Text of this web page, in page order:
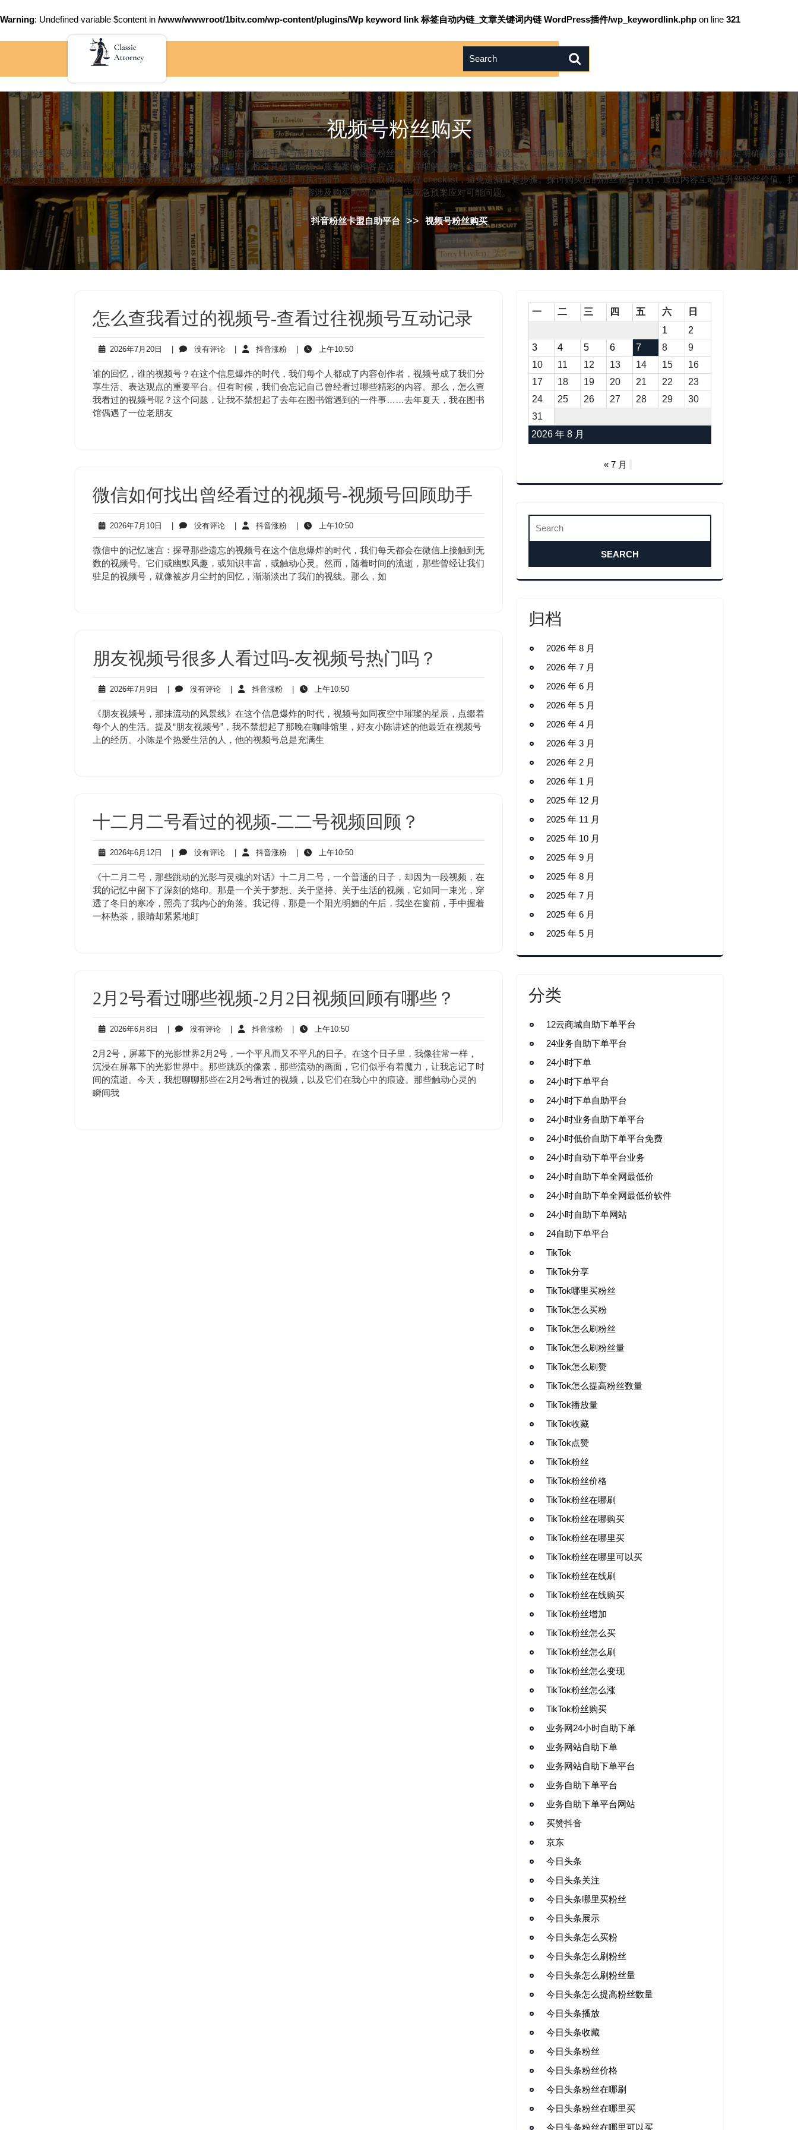
Warning: Undefined variable $content in /www/wwwroot/1bitv.com/wp-content/plugins/Wp keyword link 标签自动内链_文章关键词内链 WordPress插件/wp_keywordlink.php on line 321
视频号粉丝购买
视频号粉丝购买决策全流程指南？从需求分析到售后管理的完整操作手册与最佳实践。全面涵盖粉丝购买的各个环节，包括目标设定、供应商筛选、交易执行和效果评估。深入讲解如何设定明确的购买目
标，如粉丝数量、质量要求和时间框架。提供供应商评估框架，检查其信誉历史、服务案例和客户反馈。详细解析购买合同的关键条款，确保权益保障和纠纷解决机制。整合购买过程管理工具，跟踪订单
状态、交付进度和数据验证。独家分享粉丝购买成功案例，分析其策略选择与执行细节。免费获取购买流程 checklist，避免遗漏重要步骤。探讨购买后的粉丝整合计划，通过内容互动提升新粉丝价值。扩
展内容涉及购买风险管理，制定应急预案应对可能问题。
抖音粉丝卡盟自助平台 >> 视频号粉丝购买
怎么查我看过的视频号-查看过往视频号互动记录
2026年7月20日
2026
年
7
月
20
日
没有评论没
有
评
论
抖音涨粉抖
音
涨
粉
上午10:50上
午
10:50
谁的回忆，谁的视频号？在这个信息爆炸的时代，我们每个人都成了内容创作者，视频号成了我们分
享生活、表达观点的重要平台。但有时候，我们会忘记自己曾经看过哪些精彩的内容。那么，怎么查
我看过的视频号呢？这个问题，让我不禁想起了去年在图书馆遇到的一件事……去年夏天，我在图书
馆偶遇了一位老朋友
微信如何找出曾经看过的视频号-视频号回顾助手
2026年7月10日
2026
年
7
月
10
日
没有评论没
有
评
论
抖音涨粉抖
音
涨
粉
上午10:50上
午
10:50
微信中的记忆迷宫：探寻那些遗忘的视频号在这个信息爆炸的时代，我们每天都会在微信上接触到无
数的视频号。它们或幽默风趣，或知识丰富，或触动心灵。然而，随着时间的流逝，那些曾经让我们
驻足的视频号，就像被岁月尘封的回忆，渐渐淡出了我们的视线。那么，如
朋友视频号很多人看过吗-友视频号热门吗？
2026年7月9日
2026
年
7
月
9
日
没有评论没
有
评
论
抖音涨粉抖
音
涨
粉
上午10:50上
午
10:50
《朋友视频号，那抹流动的风景线》在这个信息爆炸的时代，视频号如同夜空中璀璨的星辰，点缀着
每个人的生活。提及“朋友视频号”，我不禁想起了那晚在咖啡馆里，好友小陈讲述的他最近在视频号
上的经历。小陈是个热爱生活的人，他的视频号总是充满生
十二月二号看过的视频-二二号视频回顾？
2026年6月12日
2026
年
6
月
12
日
没有评论没
有
评
论
抖音涨粉抖
音
涨
粉
上午10:50上
午
10:50
《十二月二号，那些跳动的光影与灵魂的对话》十二月二号，一个普通的日子，却因为一段视频，在
我的记忆中留下了深刻的烙印。那是一个关于梦想、关于坚持、关于生活的视频，它如同一束光，穿
透了冬日的寒冷，照亮了我内心的角落。我记得，那是一个阳光明媚的午后，我坐在窗前，手中握着
一杯热茶，眼睛却紧紧地盯
2月2号看过哪些视频-2月2日视频回顾有哪些？
2026年6月8日
2026
年
6
月
8
日
没有评论没
有
评
论
抖音涨粉抖
音
涨
粉
上午10:50上
午
10:50
2月2号，屏幕下的光影世界2月2号，一个平凡而又不平凡的日子。在这个日子里，我像往常一样，
沉浸在屏幕下的光影世界中。那些跳跃的像素，那些流动的画面，它们似乎有着魔力，让我忘记了时
间的流逝。今天，我想聊聊那些在2月2号看过的视频，以及它们在我心中的痕迹。那些触动心灵的
瞬间我
2026 年 8 月
一 二 三 四 五 六
日
1
2
3
4 5 6 7 8
9
10
11 12 13 14 15
16
17
18 19 20 21 22
23
24
25 26 27 28 29
30
31
« 7 月
归档
2026 年 8 月
2026 年 7 月
2026 年 6 月
2026 年 5 月
2026 年 4 月
2026 年 3 月
2026 年 2 月
2026 年 1 月
2025 年 12 月
2025 年 11 月
2025 年 10 月
2025 年 9 月
2025 年 8 月
2025 年 7 月
2025 年 6 月
2025 年 5 月
分类
12云商城自助下单平台
24业务自助下单平台
24小时下单
24小时下单平台
24小时下单自助平台
24小时业务自助下单平台
24小时低价自助下单平台免费
24小时自动下单平台业务
24小时自助下单全网最低价
24小时自助下单全网最低价软件
24小时自助下单网站
24自助下单平台
TikTok
TikTok分享
TikTok哪里买粉丝
TikTok怎么买粉
TikTok怎么刷粉丝
TikTok怎么刷粉丝量
TikTok怎么刷赞
TikTok怎么提高粉丝数量
TikTok播放量
TikTok收藏
TikTok点赞
TikTok粉丝
TikTok粉丝价格
TikTok粉丝在哪刷
TikTok粉丝在哪购买
TikTok粉丝在哪里买
TikTok粉丝在哪里可以买
TikTok粉丝在线刷
TikTok粉丝在线购买
TikTok粉丝增加
TikTok粉丝怎么买
TikTok粉丝怎么刷
TikTok粉丝怎么变现
TikTok粉丝怎么涨
TikTok粉丝购买
业务网24小时自助下单
业务网站自助下单
业务网站自助下单平台
业务自助下单平台
业务自助下单平台网站
买赞抖音
京东
今日头条
今日头条关注
今日头条哪里买粉丝
今日头条展示
今日头条怎么买粉
今日头条怎么刷粉丝
今日头条怎么刷粉丝量
今日头条怎么提高粉丝数量
今日头条播放
今日头条收藏
今日头条粉丝
今日头条粉丝价格
今日头条粉丝在哪刷
今日头条粉丝在哪里买
今日头条粉丝在哪里可以买